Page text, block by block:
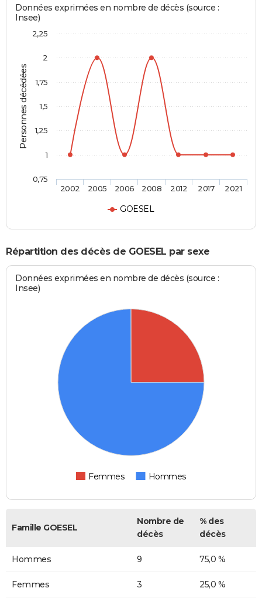
Personnes décédées
Données exprimées en nombre de décès (source :
Insee)
GOESEL
2002 2005 2006 2008 2012 2017 2021
0,75
1
1,25
1,5
1,75
2
2,25
Répartition des décès de GOESEL par sexe
Données exprimées en nombre de décès (source :
Insee)
Femmes Hommes
Famille GOESEL
Nombre de
décès
% des
décès
Hommes 9 75,0 %
Femmes 3 25,0 %